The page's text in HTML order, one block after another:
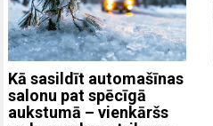
Kā sasildīt automašīnas
salonu pat spēcīgā
aukstumā – vienkāršs